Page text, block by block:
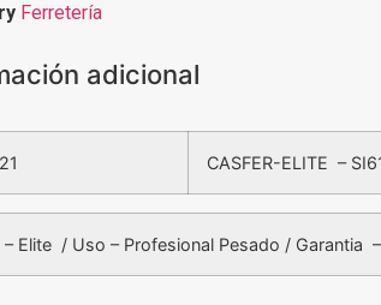
Ferretería
adicional
CASFER-ELITE –
– Elite / Uso – Profesional Pesado / Garantia